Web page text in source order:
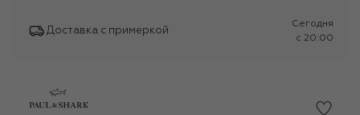
Доставка с примеркой
Сегодня
c 20:00